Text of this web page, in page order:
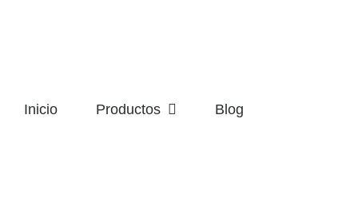
Inicio Productos Blog